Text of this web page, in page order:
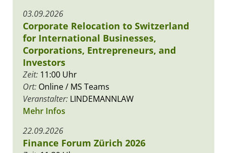
03.09.2026
Corporate Relocation to Switzerland
for International Businesses,
Corporations, Entrepreneurs, and
Investors
Zeit: 11:00 Uhr
Ort: Online / MS Teams
Veranstalter: LINDEMANNLAW
Mehr Infos
22.09.2026
Finance Forum Zürich 2026